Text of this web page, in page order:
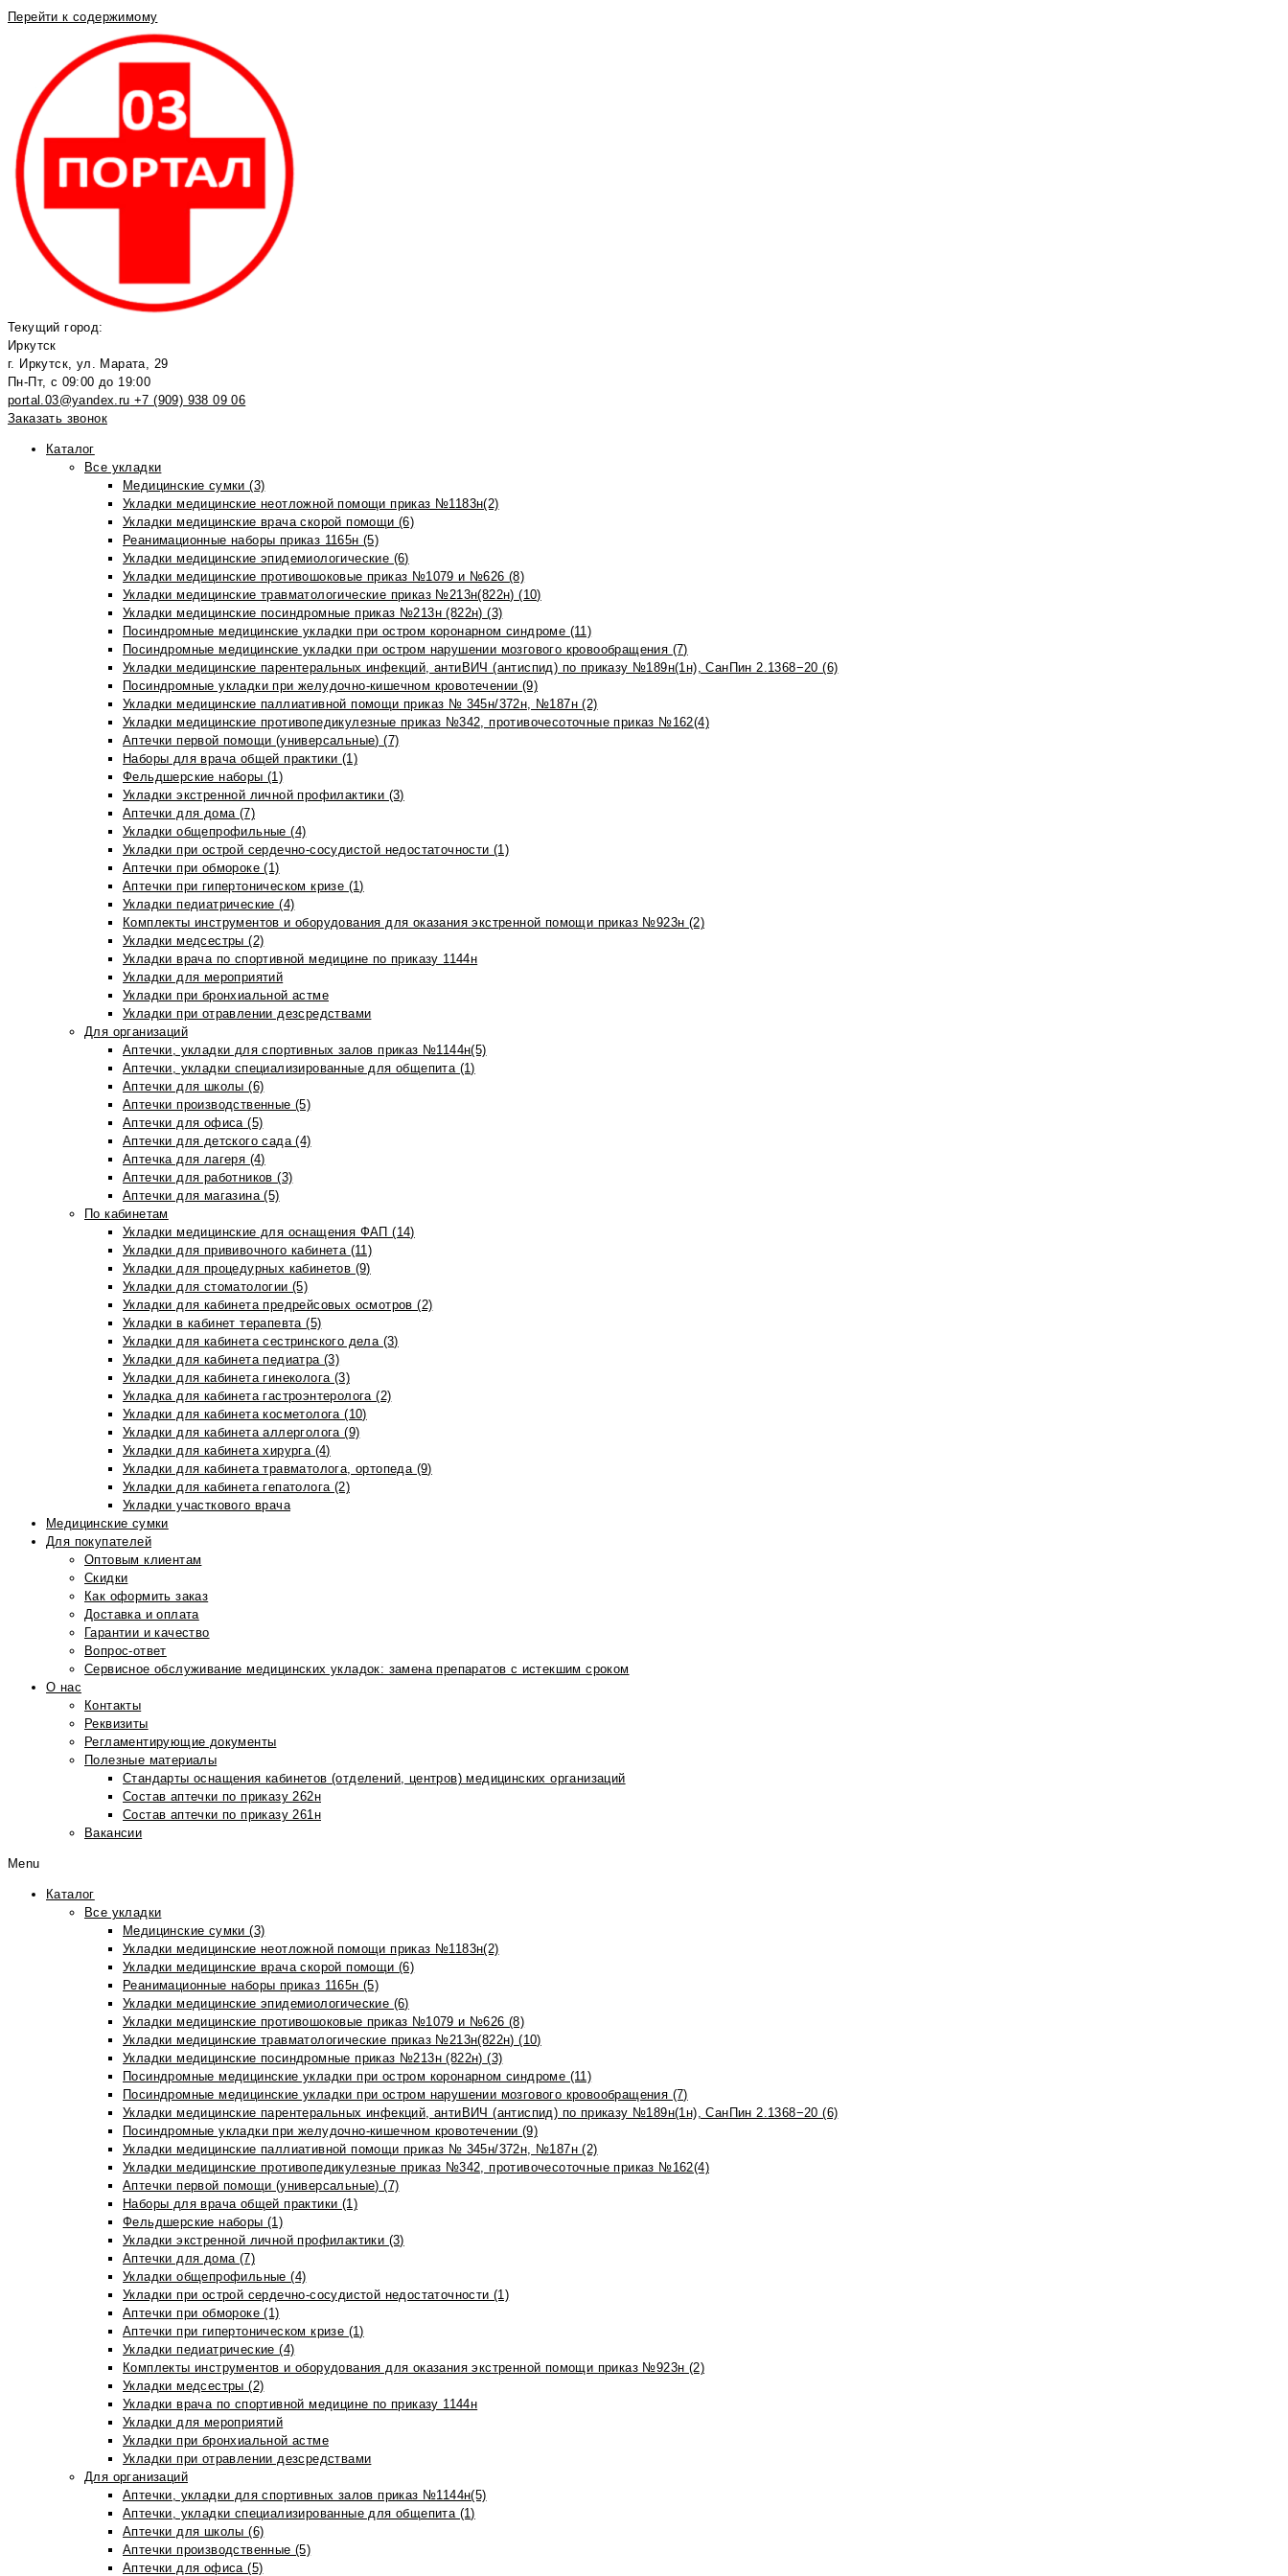
Перейти к содержимому
Текущий город:
Иркутск
г. Иркутск, ул. Марата, 29
Пн-Пт, с 09:00 до 19:00
portal.03@yandex.ru +7 (909) 938 09 06
Заказать звонок
Каталог
Все укладки
Медицинские сумки (3)
Укладки медицинские неотложной помощи приказ №1183н(2)
Укладки медицинские врача скорой помощи (6)
Реанимационные наборы приказ 1165н (5)
Укладки медицинские эпидемиологические (6)
Укладки медицинские противошоковые приказ №1079 и №626 (8)
Укладки медицинские травматологические приказ №213н(822н) (10)
Укладки медицинские посиндромные приказ №213н (822н) (3)
Посиндромные медицинские укладки при остром коронарном синдроме (11)
Посиндромные медицинские укладки при остром нарушении мозгового кровообращения (7)
Укладки медицинские парентеральных инфекций, антиВИЧ (антиспид) по приказу №189н(1н), СанПин 2.1368−20 (6)
Посиндромные укладки при желудочно-кишечном кровотечении (9)
Укладки медицинские паллиативной помощи приказ № 345н/372н, №187н (2)
Укладки медицинские противопедикулезные приказ №342, противочесоточные приказ №162(4)
Аптечки первой помощи (универсальные) (7)
Наборы для врача общей практики (1)
Фельдшерские наборы (1)
Укладки экстренной личной профилактики (3)
Аптечки для дома (7)
Укладки общепрофильные (4)
Укладки при острой сердечно-сосудистой недостаточности (1)
Аптечки при обмороке (1)
Аптечки при гипертоническом кризе (1)
Укладки педиатрические (4)
Комплекты инструментов и оборудования для оказания экстренной помощи приказ №923н (2)
Укладки медсестры (2)
Укладки врача по спортивной медицине по приказу 1144н
Укладки для мероприятий
Укладки при бронхиальной астме
Укладки при отравлении дезсредствами
Для организаций
Аптечки, укладки для спортивных залов приказ №1144н(5)
Аптечки, укладки специализированные для общепита (1)
Аптечки для школы (6)
Аптечки производственные (5)
Аптечки для офиса (5)
Аптечки для детского сада (4)
Аптечка для лагеря (4)
Аптечки для работников (3)
Аптечки для магазина (5)
По кабинетам
Укладки медицинские для оснащения ФАП (14)
Укладки для прививочного кабинета (11)
Укладки для процедурных кабинетов (9)
Укладки для стоматологии (5)
Укладки для кабинета предрейсовых осмотров (2)
Укладки в кабинет терапевта (5)
Укладки для кабинета сестринского дела (3)
Укладки для кабинета педиатра (3)
Укладки для кабинета гинеколога (3)
Укладка для кабинета гастроэнтеролога (2)
Укладки для кабинета косметолога (10)
Укладки для кабинета аллерголога (9)
Укладки для кабинета хирурга (4)
Укладки для кабинета травматолога, ортопеда (9)
Укладки для кабинета гепатолога (2)
Укладки участкового врача
Медицинские сумки
Для покупателей
Оптовым клиентам
Скидки
Как оформить заказ
Доставка и оплата
Гарантии и качество
Вопрос-ответ
Сервисное обслуживание медицинских укладок: замена препаратов с истекшим сроком
О нас
Контакты
Реквизиты
Регламентирующие документы
Полезные материалы
Стандарты оснащения кабинетов (отделений, центров) медицинских организаций
Состав аптечки по приказу 262н
Состав аптечки по приказу 261н
Вакансии
Menu
Каталог
Все укладки
Медицинские сумки (3)
Укладки медицинские неотложной помощи приказ №1183н(2)
Укладки медицинские врача скорой помощи (6)
Реанимационные наборы приказ 1165н (5)
Укладки медицинские эпидемиологические (6)
Укладки медицинские противошоковые приказ №1079 и №626 (8)
Укладки медицинские травматологические приказ №213н(822н) (10)
Укладки медицинские посиндромные приказ №213н (822н) (3)
Посиндромные медицинские укладки при остром коронарном синдроме (11)
Посиндромные медицинские укладки при остром нарушении мозгового кровообращения (7)
Укладки медицинские парентеральных инфекций, антиВИЧ (антиспид) по приказу №189н(1н), СанПин 2.1368−20 (6)
Посиндромные укладки при желудочно-кишечном кровотечении (9)
Укладки медицинские паллиативной помощи приказ № 345н/372н, №187н (2)
Укладки медицинские противопедикулезные приказ №342, противочесоточные приказ №162(4)
Аптечки первой помощи (универсальные) (7)
Наборы для врача общей практики (1)
Фельдшерские наборы (1)
Укладки экстренной личной профилактики (3)
Аптечки для дома (7)
Укладки общепрофильные (4)
Укладки при острой сердечно-сосудистой недостаточности (1)
Аптечки при обмороке (1)
Аптечки при гипертоническом кризе (1)
Укладки педиатрические (4)
Комплекты инструментов и оборудования для оказания экстренной помощи приказ №923н (2)
Укладки медсестры (2)
Укладки врача по спортивной медицине по приказу 1144н
Укладки для мероприятий
Укладки при бронхиальной астме
Укладки при отравлении дезсредствами
Для организаций
Аптечки, укладки для спортивных залов приказ №1144н(5)
Аптечки, укладки специализированные для общепита (1)
Аптечки для школы (6)
Аптечки производственные (5)
Аптечки для офиса (5)